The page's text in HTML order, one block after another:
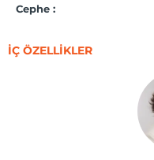
Cephe :
İÇ ÖZELLİKLER